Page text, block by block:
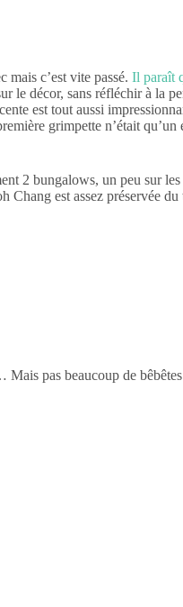
c’est vite passé. Il paraît
le décor, sans réfléchir à la
est tout aussi
grimpette n’était
2 bungalows, un peu sur les
est assez préservée
pas beaucoup de